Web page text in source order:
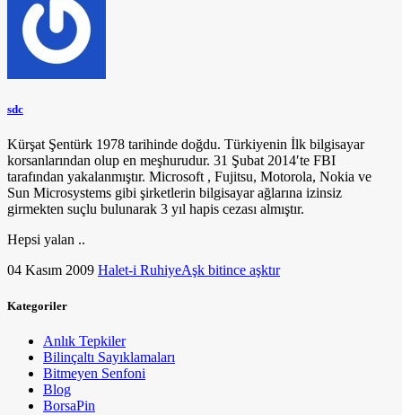
sdc
Kürşat Şentürk 1978 tarihinde doğdu. Türkiyenin İlk bilgisayar
korsanlarından olup en meşhurudur. 31 Şubat 2014′te FBI
tarafından yakalanmıştır. Microsoft , Fujitsu, Motorola, Nokia ve
Sun Microsystems gibi şirketlerin bilgisayar ağlarına izinsiz
girmekten suçlu bulunarak 3 yıl hapis cezası almıştır.
Hepsi yalan ..
04 Kasım 2009 Halet-i RuhiyeAşk bitince aşktır
Kategoriler
Anlık Tepkiler
Bilinçaltı Sayıklamaları
Bitmeyen Senfoni
Blog
BorsaPin